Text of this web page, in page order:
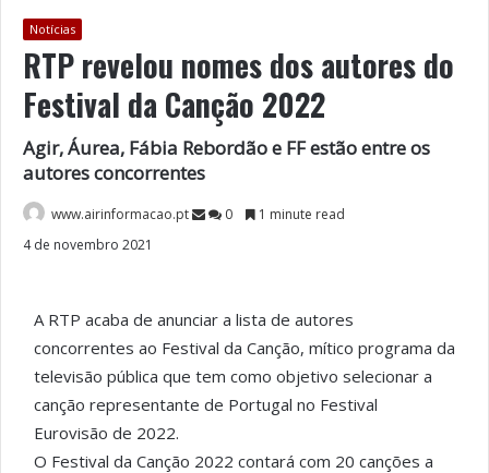
Notícias
RTP revelou nomes dos autores do
Festival da Canção 2022
Agir, Áurea, Fábia Rebordão e FF estão entre os
autores concorrentes
www.airinformacao.pt 0
1 minute read
4 de novembro 2021
A RTP acaba de anunciar a lista de autores
concorrentes ao Festival da Canção, mítico programa da
televisão pública que tem como objetivo selecionar a
canção representante de Portugal no Festival
Eurovisão de 2022.
O Festival da Canção 2022 contará com 20 canções a